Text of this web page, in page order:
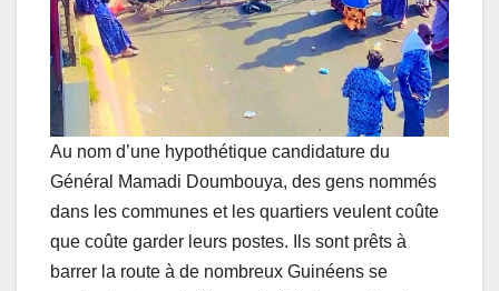
Au nom d’une hypothétique candidature du
Général Mamadi Doumbouya, des gens nommés
dans les communes et les quartiers veulent coûte
que coûte garder leurs postes. Ils sont prêts à
barrer la route à de nombreux Guinéens se